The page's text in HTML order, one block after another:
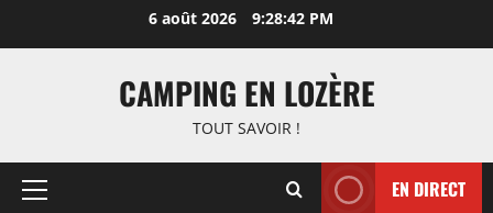
6 août 2026 9:28:42 PM
CAMPING EN LOZÈRE
TOUT SAVOIR !
Menu
EN DIRECT